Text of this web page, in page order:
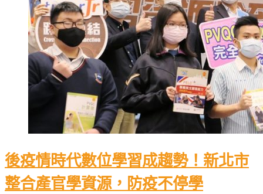
後疫情時代數位學習成趨勢！新北市
整合產官學資源，防疫不停學